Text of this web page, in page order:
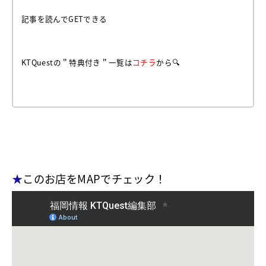
記事を読んでGETできる
KTQuestの＂特典付き＂一覧はコチラから🔍
★このお店をMAPでチェック！